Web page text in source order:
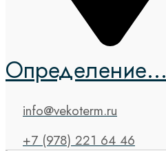
Определение...
info@vekoterm.ru
+7 (978) 221 64 46